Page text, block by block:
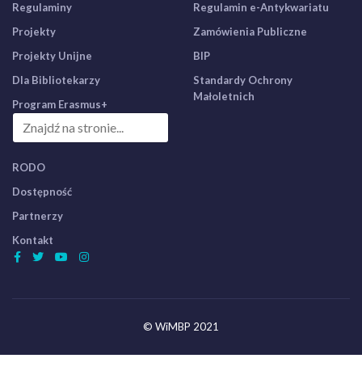
Regulaminy
Projekty
Projekty Unijne
Dla Bibliotekarzy
Program Erasmus+
Regulamin e-Antykwariatu
Zamówienia Publiczne
BIP
Standardy Ochrony
Małoletnich
RODO
Dostępność
Partnerzy
Kontakt
© WiMBP 2021